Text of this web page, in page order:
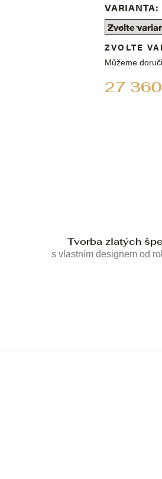
VARIANTA:
27
ZVOLTE
Můžeme
Tvorba zlatých
s vlastním designem od